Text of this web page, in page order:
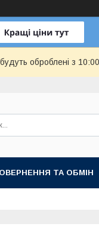
оброблені з
ТА ОБМІН